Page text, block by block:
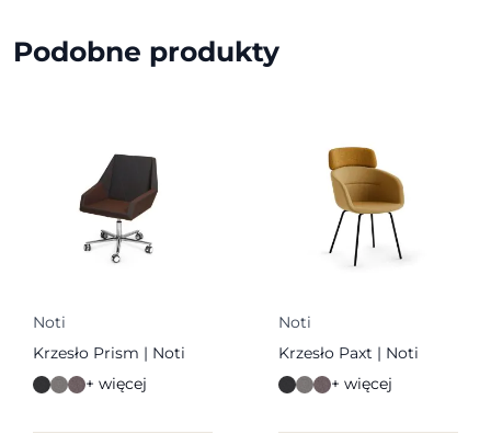
Podobne produkty
Noti
Krzesło Prism | Noti
+ więcej
Noti
Krzesło Paxt | Noti
+ więcej